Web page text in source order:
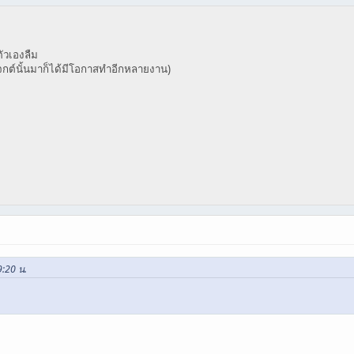
เองลืม
กต์นั้นมาก็ได้มีโอกาสทำอีกหลายงาน)
น.